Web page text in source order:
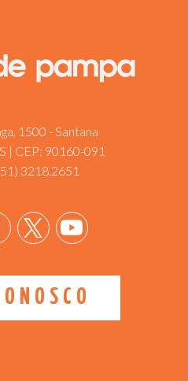
1500 - Santana
| CEP: 90160-091
3218.2651